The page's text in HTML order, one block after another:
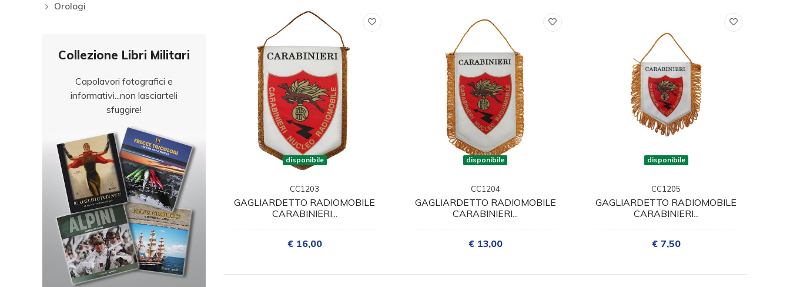
Orologi
Collezione Libri Militari
Capolavori fotografici e
informativi...non lasciarteli
sfuggire!
disponibile
CC1203
GAGLIARDETTO RADIOMOBILE
CARABINIERI...
€ 16,00
disponibile
CC1204
GAGLIARDETTO RADIOMOBILE
CARABINIERI...
€ 13,00
disponibile
CC1205
GAGLIARDETTO RADIOMOBILE
CARABINIERI...
€ 7,50